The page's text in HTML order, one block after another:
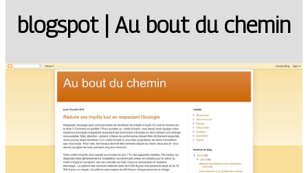
blogspot | Au bout du chemin